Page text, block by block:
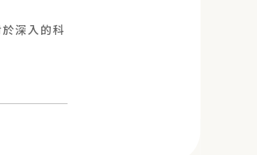
深入的科